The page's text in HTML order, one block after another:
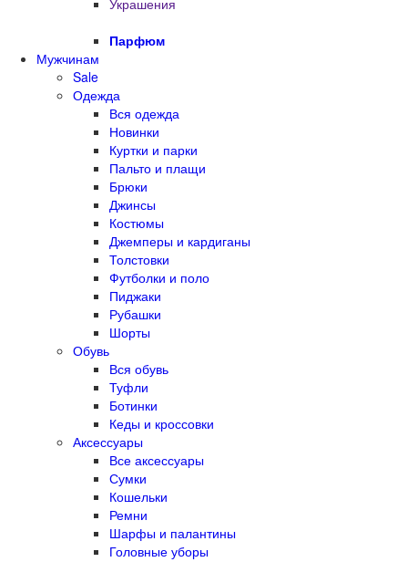
Украшения
Парфюм
Мужчинам
Sale
Одежда
Вся одежда
Новинки
Куртки и парки
Пальто и плащи
Брюки
Джинсы
Костюмы
Джемперы и кардиганы
Толстовки
Футболки и поло
Пиджаки
Рубашки
Шорты
Обувь
Вся обувь
Туфли
Ботинки
Кеды и кроссовки
Аксессуары
Все аксессуары
Сумки
Кошельки
Ремни
Шарфы и палантины
Головные уборы